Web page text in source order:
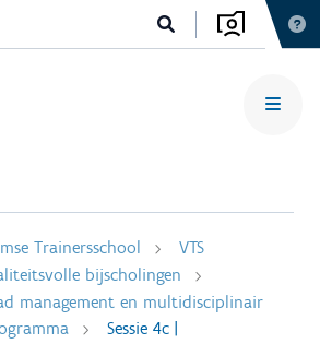
Trainersschool
VTS
bijscholingen
management en multidisciplinair
Sessie 4c |